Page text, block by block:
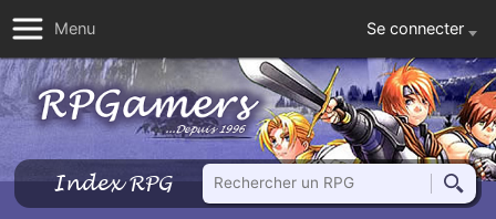
Menu Se connecter
Index RPG
Rechercher un RPG